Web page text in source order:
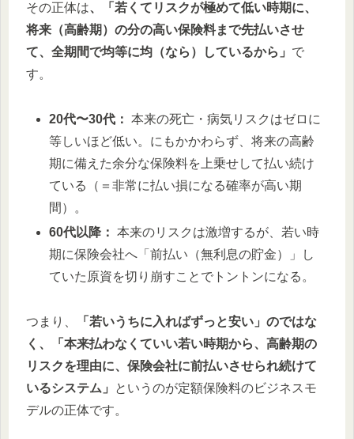
その正体は、「若くてリスクが極めて低い時期に、
将来（高齢期）の分の高い保険料まで先払いさせ
て、全期間で均等に均（なら）しているから」 で
す。
20代〜30代： 本来の死亡・病気リスクはゼロに
等しいほど低い。にもかかわらず、将来の高齢
期に備えた余分な保険料を上乗せして払い続け
ている（＝非常に払い損になる確率が高い期
間）。
60代以降： 本来のリスクは激増するが、若い時
期に保険会社へ「前払い（無利息の貯金）」し
ていた原資を切り崩すことでトントンになる。
つまり、
「若いうちに入ればずっと安い」のではな
く、「本来払わなくていい若い時期から、高齢期の
リスクを理由に、保険会社に前払いさせられ続けて
いるシステム」
というのが定額保険料のビジネスモ
デルの正体です。